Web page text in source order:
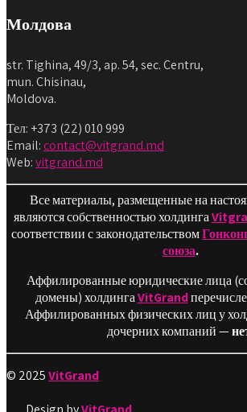
Молдова
str. Tighina, 49/3, ap. 54, sec. Centru,
mun. Chisinau,
Moldova.
Тел: +373 (22) 010 999
Email:contact@vitgrand.md
Web:vitgrand.md
Все материалы, размещенные на
являются собственностью холдинга
соответствии с законодательством
союза.
Аффилированные юридические лица
домены) холдингаVitGrand
Аффилированных физических лиц у
дочерних компаний —
© 2025VitGrand